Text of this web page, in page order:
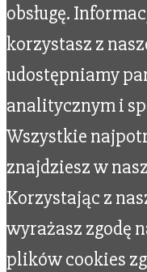
obsługę.
korzystasz z
udostępniamy
analitycznym i
Wszystkie
znajdziesz w
Korzystając z
wyrażasz zgodę
plików cookies